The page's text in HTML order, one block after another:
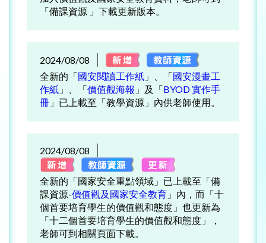
「備課資源 」下載更新版本。
2024/08/08
全新的「國安閱讀工作紙 」、「國安漫畫工
作紙 」、「價值觀海報 」及「BYOD 實作手
冊 」已上載至「教學資源」內供老師使用。
2024/08/08
全新的「國家安全重點領域」已上載至「備
課資源-價值觀及國家安全教育 」內，而「十
個首要培育學生的價值觀和態度」也更新為
「十二個首要培育學生的價值觀和態度」，
老師可到相關頁面下載。